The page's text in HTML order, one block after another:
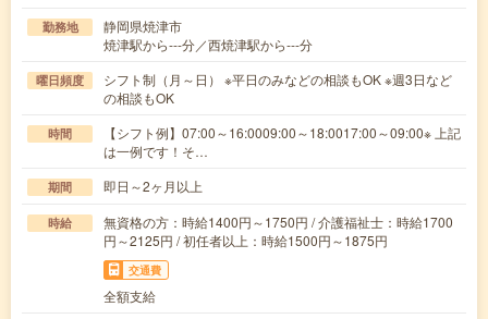
勤務地
静岡県焼津市
焼津駅から---分／西焼津駅から---分
曜日頻度
シフト制（月～日） ※平日のみなどの相談もOK ※週3日など
の相談もOK
時間
【シフト例】07:00～16:0009:00～18:0017:00～09:00※ 上記
は一例です！そ…
期間 即日～2ヶ月以上
時給
無資格の方：時給1400円～1750円 / 介護福祉士：時給1700
円～2125円 / 初任者以上：時給1500円～1875円
交通費
全額支給